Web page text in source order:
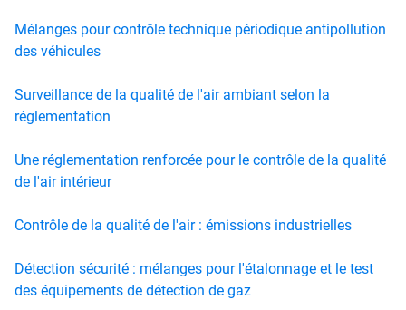
Mélanges pour contrôle technique périodique antipollution
des véhicules
Surveillance de la qualité de l'air ambiant selon la
réglementation
Une réglementation renforcée pour le contrôle de la qualité
de l'air intérieur
Contrôle de la qualité de l'air : émissions industrielles
Détection sécurité : mélanges pour l'étalonnage et le test
des équipements de détection de gaz